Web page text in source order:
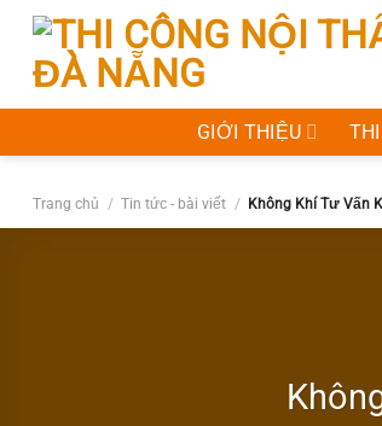
GIỚI THIỆU
Trang chủ / Tin tức - bài viết / Không Khí Tư Vấn